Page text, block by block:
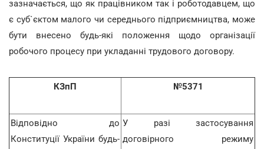
зазначається, що як працівником так і роботодавцем, що
є суб`єктом малого чи середнього підприємництва, може
бути внесено будь-які положення щодо організації
робочого процесу при укладанні трудового договору.
КЗпП №5371
Відповідно до
Конституції України будь-
У разі застосування
договірного режиму